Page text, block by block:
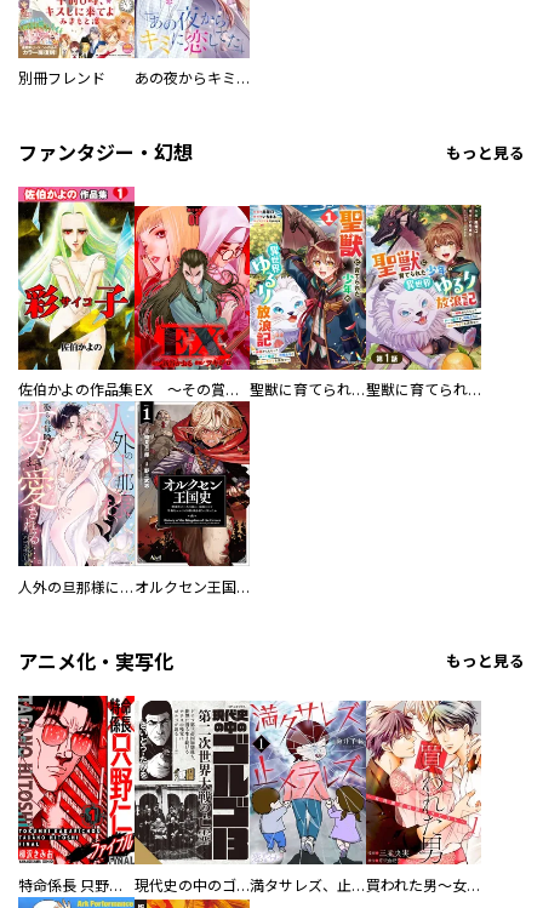
別冊フレンド あの夜からキミに恋してた［ｃｏｍｉｃ ｔｉｎｔ］分冊版
ファンタジー・幻想 もっと見る
佐伯かよの作品集 EX ～その賞金稼ぎは、世界の出口を探す～【単行本版】 聖獣に育てられた少年の異世界ゆるり放浪記～神様からもらったチート魔法で、仲間たちとスローライフを満喫中～ 聖獣に育てられた少年の異世界ゆるり放浪記～神様からもらったチート魔法で、仲間たちとスローライフを満喫中～【分冊版】
人外の旦那様に娶られ毎晩ナカまで愛される…。アンソロジー オルクセン王国史
アニメ化・実写化 もっと見る
特命係長 只野仁ファイナル 愛蔵版 現代史の中のゴルゴ13 満タサレズ、止メラレズ 買われた男～女性限定快感セラピスト～【描き下ろしおまけ付き特装版】